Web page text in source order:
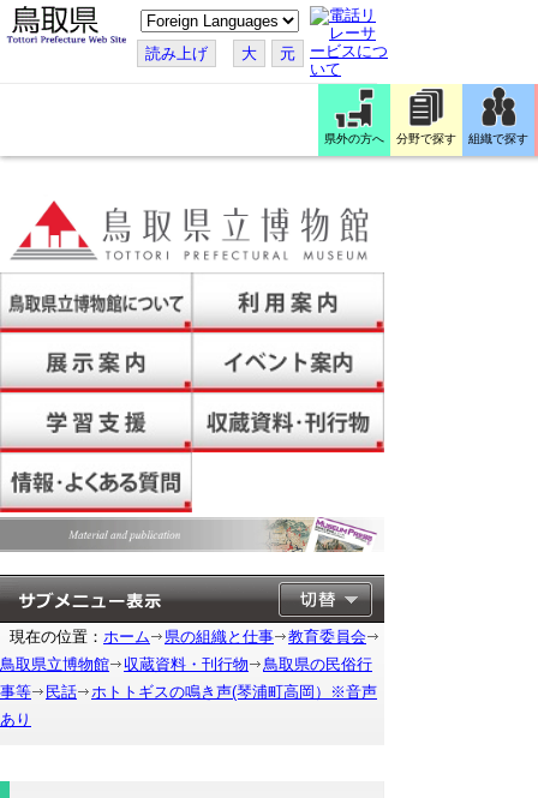
こ
の
ペ
ー
す
読み上げ 大 元
県外の方へ 分野で探す 組織で探す
現在の位置： ホーム 県の組織と仕事
教育委員会
鳥取県立博物館
収蔵資料・刊行物
鳥取県の民俗行
事等
民話
ホトトギスの鳴き声(琴浦町高岡）※音声
あり